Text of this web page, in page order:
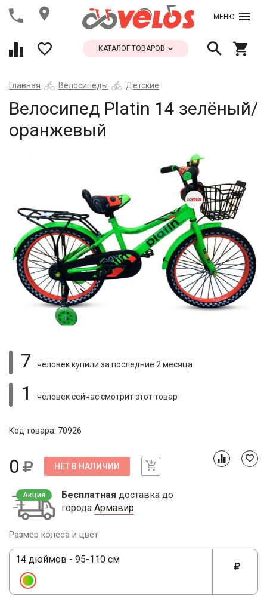
МЕНЮ
КАТАЛОГ ТОВАРОВ
Главная Велосипеды Детские
Велосипед Platin 14 зелёный/
оранжевый
7 человек купили за последние 2 месяца
1 человек сейчас смотритэтот товар
Код товара: 70926
0 НЕТ В НАЛИЧИИ
Акция Бесплатная доставка до
города Армавир
Размер колеса и цвет
14 дюймов - 95-110 см